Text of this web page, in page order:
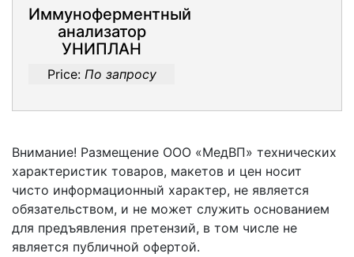
Иммуноферментный
анализатор
УНИПЛАН
Price: По запросу
Внимание! Размещение ООО «МедВП» технических
характеристик товаров, макетов и цен носит
чисто информационный характер, не является
обязательством, и не может служить основанием
для предъявления претензий, в том числе не
является публичной офертой.